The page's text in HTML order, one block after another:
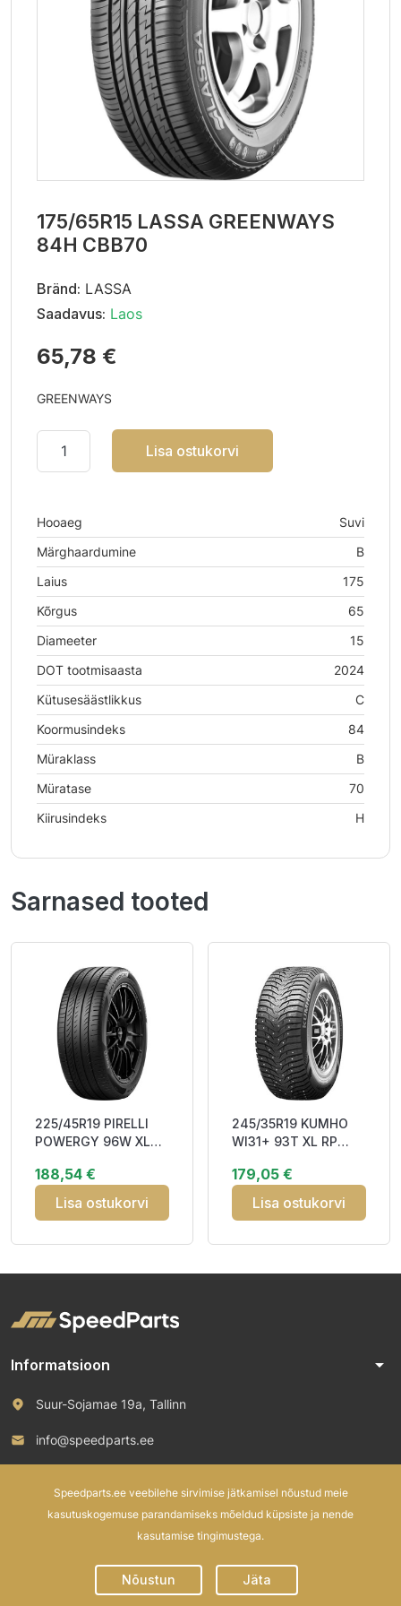
175/65R15 LASSA GREENWAYS
84H CBB70
Bränd: LASSA
Saadavus: Laos
65,78 €
GREENWAYS
Lisa ostukorvi
Hooaeg
Suvi
Märghaardumine
B
Laius
175
Kõrgus
65
Diameeter
15
DOT tootmisaasta
2024
Kütusesäästlikkus
C
Koormusindeks
84
Müraklass
B
Müratase
70
Kiirusindeks
H
Sarnased tooted
225/45R19 PIRELLI
POWERGY 96W XL
188,54 €
Lisa ostukorvi
245/35R19 KUMHO
WI31+ 93T XL RP
179,05 €
Lisa ostukorvi
Informatsioon arrow_drop_down
Suur-Sojamae 19a, Tallinn
info@speedparts.ee
Speedparts.ee veebilehe sirvimise jätkamisel nõustud meie
kasutuskogemuse parandamiseks mõeldud küpsiste ja nende
kasutamise tingimustega.
Nõustun Jäta